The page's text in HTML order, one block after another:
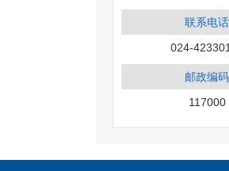
联系电话
024-
邮政编码
117000